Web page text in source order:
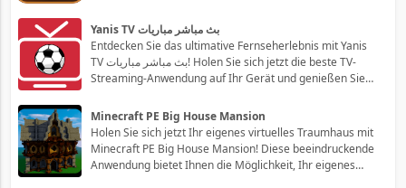
Schweiz! Mit m9 Shan Koe Mee erlebst du den
Nervenkitzel und die Begeisterung eines d
Yanis TV بث مباشر مباريات
Entdecken Sie das ultimative Fernseherlebnis mit Yanis
TV بث مباشر مباريات! Holen Sie sich jetzt die beste TV-
Streaming-Anwendung auf Ihr Gerät und genießen Sie
Unterhaltungsprogrammen und internationalen
Fernsehsendern, die speziell auf die Intere
Minecraft PE Big House Mansion
Holen Sie sich jetzt Ihr eigenes virtuelles Traumhaus mit
Minecraft PE Big House Mansion! Diese beeindruckende
Anwendung bietet Ihnen die Möglichkeit, Ihr eigenes